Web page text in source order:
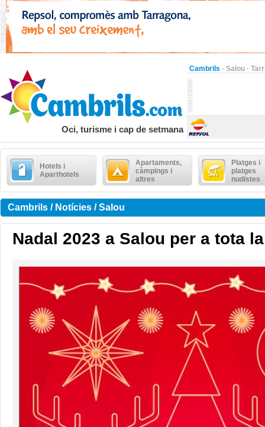
Cambrils · Salou ·
Oci, turisme i cap de setmana
Hotels i
Aparthotels
Apartaments,
càmpings i
altres
Platges i
platges
nudistes
Cambrils / Notícies / Salou
Nadal 2023 a Salou per a tota